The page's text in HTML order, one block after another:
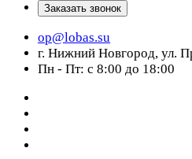
Заказать звонок
op@lobas.su
г. Нижний Новгород, ул.
Пн - Пт: с 8:00 до 18:00